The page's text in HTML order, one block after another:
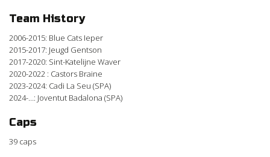
Team History
2006-2015: Blue Cats Ieper
2015-2017: Jeugd Gentson
2017-2020: Sint-Katelijne Waver
2020-2022 : Castors Braine
2023-2024: Cadi La Seu (SPA)
2024-…: Joventut Badalona (SPA)
Caps
39 caps